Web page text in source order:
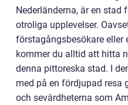
Nederländerna, är en stad
otroliga upplevelser.
förstagångsbesökare eller
kommer du alltid att hitta
denna pittoreska stad. I
med på en fördjupad resa
och sevärdheterna som